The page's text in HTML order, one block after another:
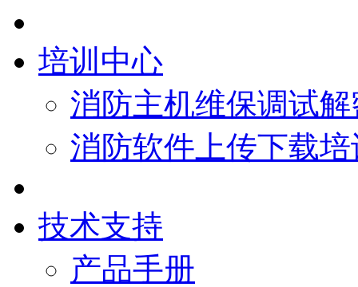
培训中心
消防主机维保调试解
消防软件上传下载培
技术支持
产品手册